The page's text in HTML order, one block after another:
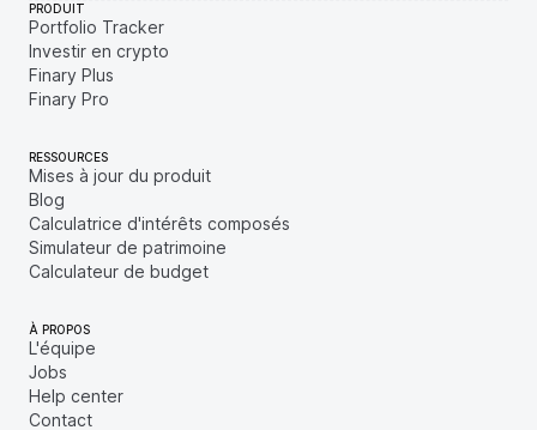
PRODUIT
Portfolio Tracker
Investir en crypto
Finary Plus
Finary Pro
RESSOURCES
Mises à jour du produit
Blog
Calculatrice d'intérêts composés
Simulateur de patrimoine
Calculateur de budget
À PROPOS
L'équipe
Jobs
Help center
Contact